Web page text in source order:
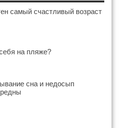
самый счастливый возраст
на пляже?
сна и недосып